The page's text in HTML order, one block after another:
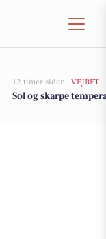
12 timer siden | VEJRET
Sol og skarpe